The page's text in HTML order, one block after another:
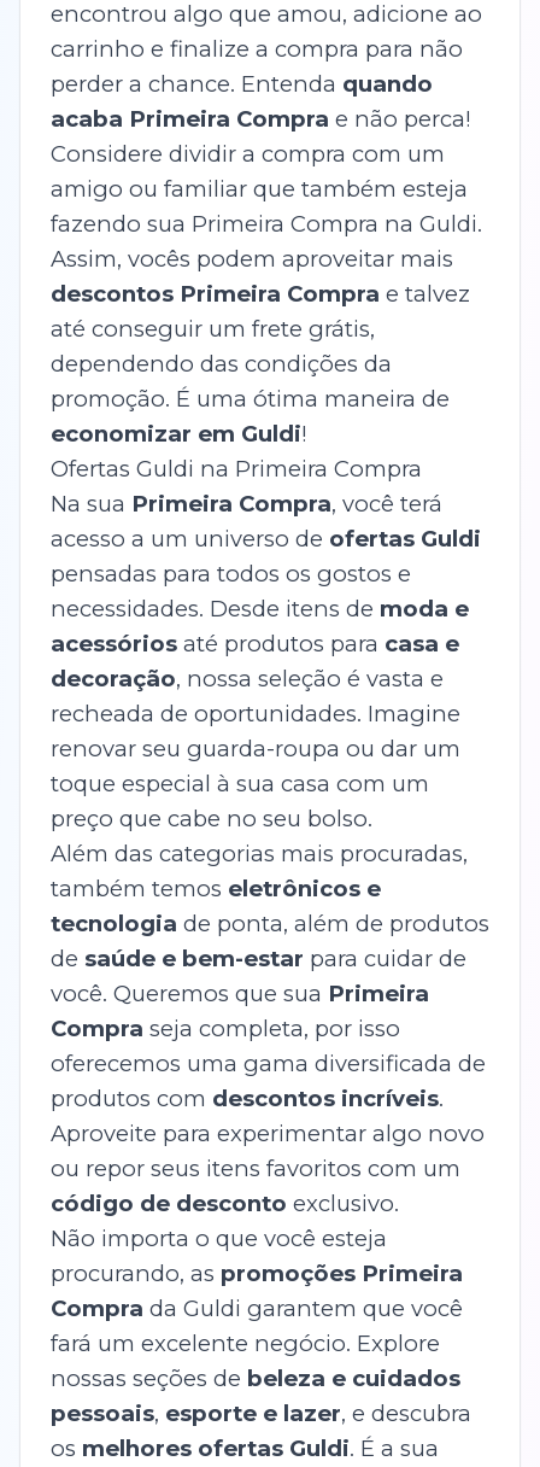
encontrou algo que amou, adicione ao
carrinho e finalize a compra para não
perder a chance. Entenda quando
acaba Primeira Compra e não perca!
Considere dividir a compra com um
amigo ou familiar que também esteja
fazendo sua Primeira Compra na Guldi.
Assim, vocês podem aproveitar mais
descontos Primeira Compra e talvez
até conseguir um frete grátis,
dependendo das condições da
promoção. É uma ótima maneira de
economizar em Guldi!
Ofertas Guldi na Primeira Compra
Na sua Primeira Compra, você terá
acesso a um universo de ofertas Guldi
pensadas para todos os gostos e
necessidades. Desde itens de moda e
acessóriosaté produtos para casa e
decoração, nossa seleção é vasta e
recheada de oportunidades. Imagine
renovar seu guarda-roupa ou dar um
toque especial à sua casa com um
preço que cabe no seu bolso.
Além das categorias mais procuradas,
também temos eletrônicos e
tecnologia de ponta, além de produtos
de saúde e bem-estar para cuidar de
você. Queremos que sua Primeira
Compra seja completa, por isso
oferecemos uma gama diversificada de
produtos com descontos incríveis.
Aproveite para experimentar algo novo
ou repor seus itens favoritos com um
código de desconto exclusivo.
Não importa o que você esteja
procurando, as promoções Primeira
Compra da Guldi garantem que você
fará um excelente negócio. Explore
nossas seções de beleza e cuidados
pessoais, esporte e lazer, e descubra
os melhores ofertas Guldi. É a sua